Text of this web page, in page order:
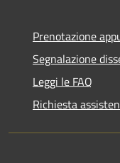
Prenotazione
Segnalazione
Leggi le FAQ
Richiesta